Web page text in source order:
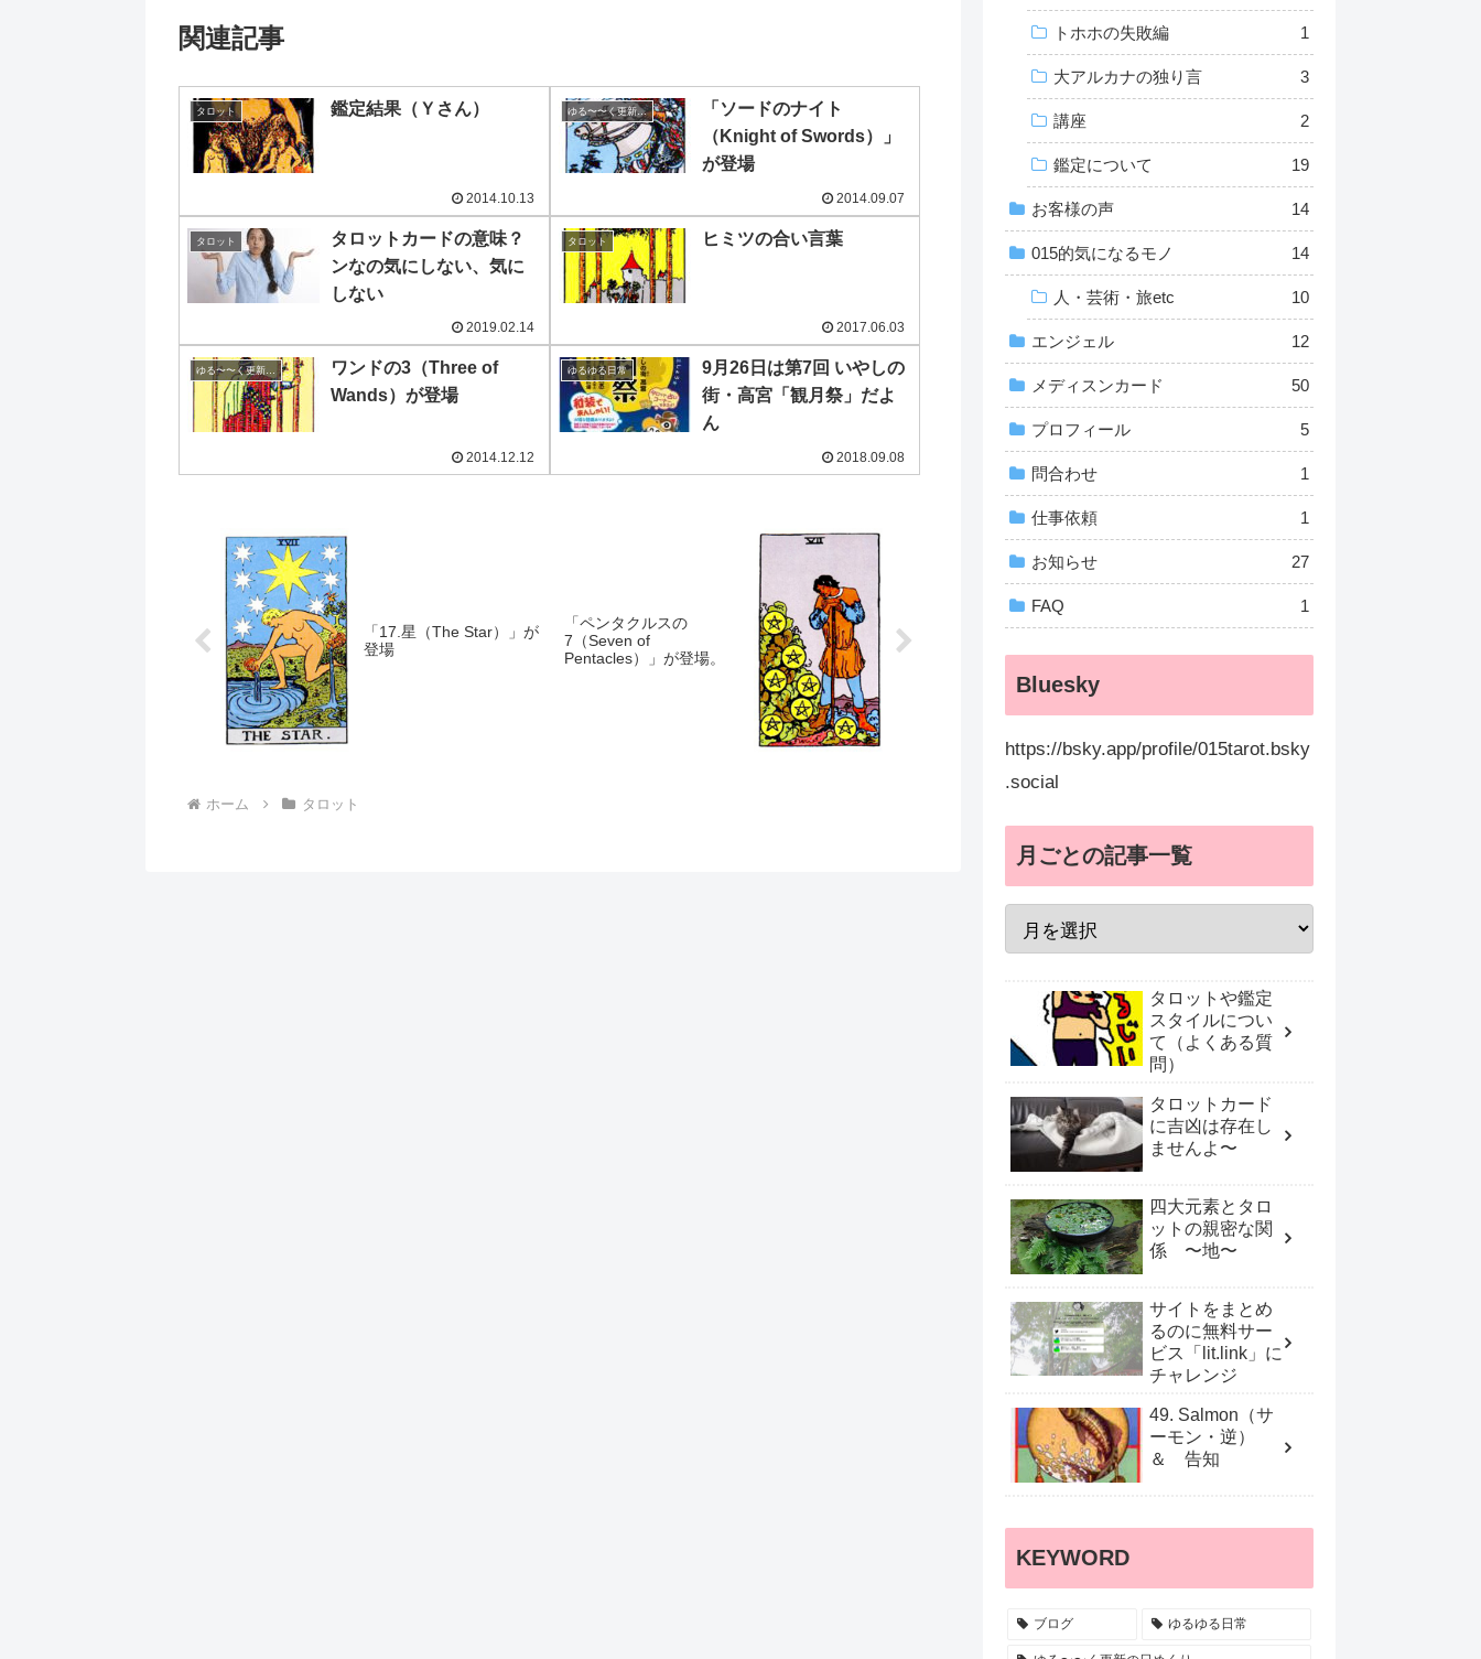
関連記事
タロット 鑑定結果（Ｙさん）
2014.10.13
ゆる〜〜く更新の日めくり
「ソードのナイト
（Knight of Swords）」
が登場
2014.09.07
タロット
タロットカードの意味？
ンなの気にしない、気に
しない
2019.02.14
タロット ヒミツの合い言葉
2017.06.03
ゆる〜〜く更新の日めくり
ワンドの3（Three of
Wands）が登場
2014.12.12
ゆるゆる日常
9月26日は第7回 いやしの
街・高宮「観月祭」だよ
ん
2018.09.08
「17.星（The Star）」が
登場
「ペンタクルスの
7（Seven of
Pentacles）」が登場。
ホーム タロット
トホホの失敗編 1
大アルカナの独り言 3
講座 2
鑑定について 19
お客様の声 14
015的気になるモノ 14
人・芸術・旅etc 10
エンジェル 12
メディスンカード 50
プロフィール 5
問合わせ 1
仕事依頼 1
お知らせ 27
FAQ 1
Bluesky
https://bsky.app/profile/015tarot.bsky
.social
月ごとの記事一覧
タロットや鑑定
スタイルについ
て（よくある質
問）
タロットカード
に吉凶は存在し
ませんよ〜
四大元素とタロ
ットの親密な関
係 〜地〜
サイトをまとめ
るのに無料サー
ビス「lit.link」に
チャレンジ
49. Salmon（サ
ーモン・逆）
＆ 告知
KEYWORD
ブログ ゆるゆる日常